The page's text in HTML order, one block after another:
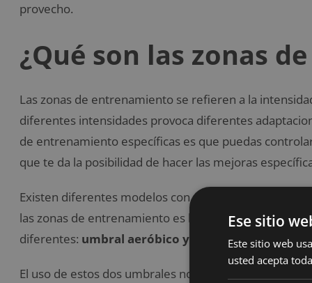
provecho.
¿Qué son las zonas
Las zonas de entrenamiento se refieren a la
diferentes intensidades provoca diferentes
de entrenamiento específicas es que puedas
que te da la posibilidad de hacer las mejoras
Existen diferentes modelos con respecto al número
las zonas de entrenamiento es lo que nos referimos
diferentes: umbral aeróbico y anaeróbico.
El uso de estos dos umbrales nos da una estructura
Ese sitio
Este sitio web
usted acepta